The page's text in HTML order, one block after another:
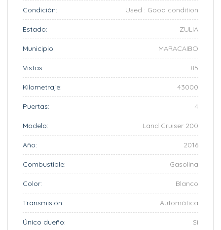
Condición: Used : Good condition
Estado: ZULIA
Municipio: MARACAIBO
Vistas: 85
Kilometraje: 43000
Puertas: 4
Modelo: Land Cruiser 200
Año: 2016
Combustible: Gasolina
Color: Blanco
Transmisión: Automática
Único dueño: Si